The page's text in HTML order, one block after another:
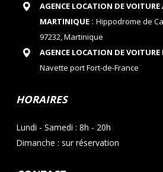
AGENCE LOCATION DE VOITURE
MARTINIQUE: Hippodrome de
97232, Martinique
AGENCE LOCATION DE
Navette port Fort-de-France
HORAIRES
Lundi - Samedi : 8h - 20h
Dimanche : sur réservation